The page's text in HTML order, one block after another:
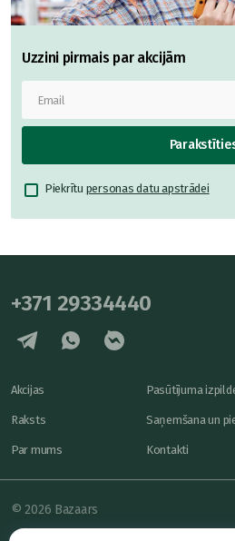
Uzzini pirmais par akcijām
Piekrītu personas datu apstrādei
+371 29334440
Akcijas
Raksts
Par mums
Pasūtījuma
Saņemšana un
Kontakti
© 2026 Bazaars